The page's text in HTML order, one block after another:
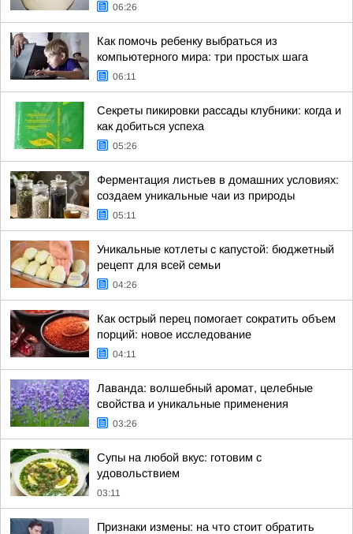
06:26
Как помочь ребенку выбраться из
компьютерного мира: три простых шага
06:11
Секреты пикировки рассады клубники: когда и
как добиться успеха
05:26
Ферментация листьев в домашних условиях:
создаем уникальные чаи из природы
05:11
Уникальные котлеты с капустой: бюджетный
рецепт для всей семьи
04:26
Как острый перец помогает сократить объем
порций: новое исследование
04:11
Лаванда: волшебный аромат, целебные
свойства и уникальные применения
03:26
Супы на любой вкус: готовим с
удовольствием
03:11
Признаки измены: на что стоит обратить